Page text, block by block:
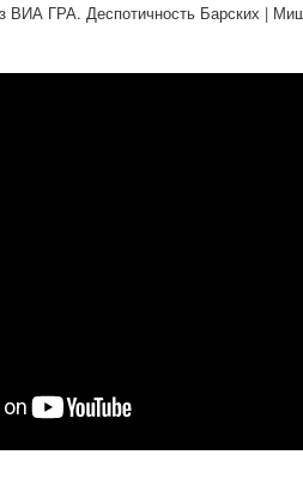
ВИА ГРА. Деспотичность Барских |